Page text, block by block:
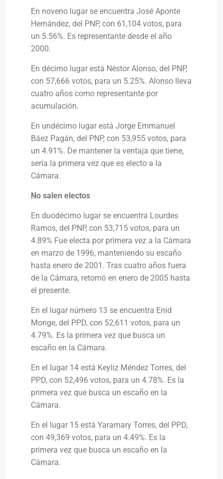
En noveno lugar se encuentra José Aponte
Hernández, del PNP, con 61,104 votos, para
un 5.56%. Es representante desde el año
2000.
En décimo lugar está Néstor Alonso, del PNP,
con 57,666 votos, para un 5.25%. Alonso lleva
cuatro años como representante por
acumulación.
En undécimo lugar está Jorge Emmanuel
Báez Pagán, del PNP, con 53,955 votos, para
un 4.91%. De mantener la ventaja que tiene,
sería la primera vez que es electo a la
Cámara.
No salen electos
En duodécimo lugar se encuentra Lourdes
Ramos, del PNP, con 53,715 votos, para un
4.89% Fue electa por primera vez a la Cámara
en marzo de 1996, manteniendo su escaño
hasta enero de 2001. Tras cuatro años fuera
de la Cámara, retornó en enero de 2005 hasta
el presente.
En el lugar número 13 se encuentra Enid
Monge, del PPD, con 52,611 votos, para un
4.79%. Es la primera vez que busca un
escaño en la Cámara.
En el lugar 14 está Keyliz Méndez Torres, del
PPD, con 52,496 votos, para un 4.78%. Es la
primera vez que busca un escaño en la
Cámara.
En el lugar 15 está Yaramary Torres, del PPD,
con 49,369 votos, para un 4.49%. Es la
primera vez que busca un escaño en la
Cámara.